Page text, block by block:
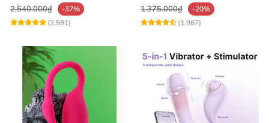
2.540.000₫
-37%
(2,591)
1.375.000₫
-20%
(1,967)